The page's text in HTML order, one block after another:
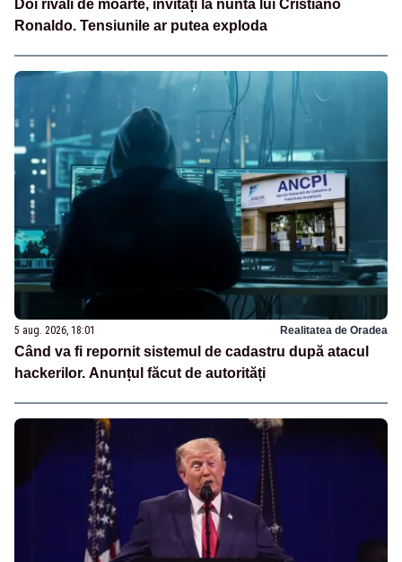
Doi rivali de moarte, invitați la nunta lui Cristiano
Ronaldo. Tensiunile ar putea exploda
5 aug. 2026, 18:01 Realitatea de Oradea
Când va fi repornit sistemul de cadastru după atacul
hackerilor. Anunțul făcut de autorități